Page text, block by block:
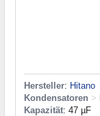
Hersteller: Hitano
Kondensatoren >
Kapazität: 47 µF